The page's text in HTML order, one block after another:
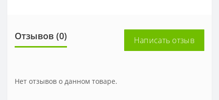
Отзывов (0) Написать отзыв
Нет отзывов о данном товаре.